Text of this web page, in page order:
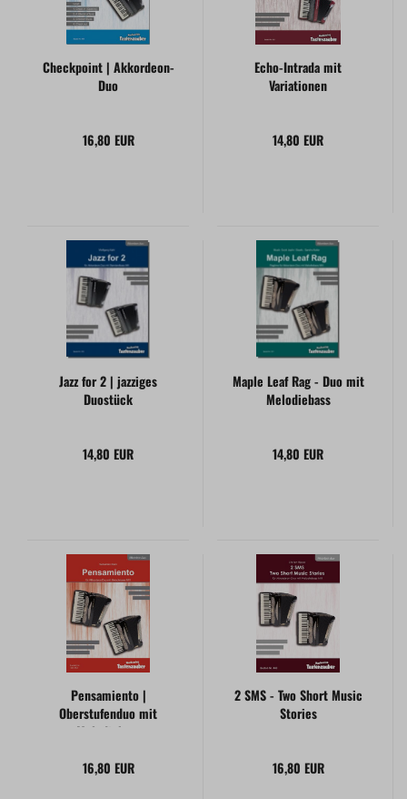
Checkpoint | Akkordeon-
Duo
16,80 EUR
Echo-Intrada mit
Variationen
14,80 EUR
Jazz for 2 | jazziges
Duostück
14,80 EUR
Maple Leaf Rag - Duo mit
Melodiebass
14,80 EUR
Pensamiento |
Oberstufenduo mit
Melodiebass
16,80 EUR
2 SMS - Two Short Music
Stories
16,80 EUR